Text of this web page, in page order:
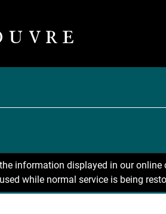
information displayed in our
while normal service is being